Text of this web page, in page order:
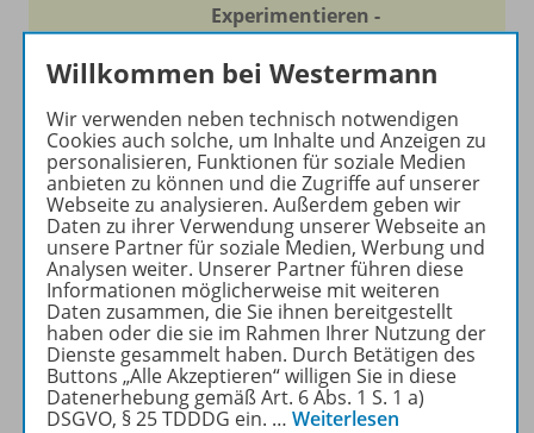
Experimentieren -
Entdecken - Lernen
Die Zeitschrift erscheint als
Print- und als digitale Version.
Beiträge und Materialien
können im Online-Archiv von
SACHUNTERRICHT
WELTWISSEN kostenlos
recherchiert und
heruntergeladen werden (nur
für Privatpersonen).
Jetzt kostengünstig
Probelesen oder gleich zum
Vorteilspreis abonnieren!
Willkommen bei Westermann
Wir verwenden neben technisch notwendigen
Cookies auch solche, um Inhalte und Anzeigen zu
personalisieren, Funktionen für soziale Medien
anbieten zu können und die Zugriffe auf unserer
Webseite zu analysieren. Außerdem geben wir
Daten zu ihrer Verwendung unserer Webseite an
unsere Partner für soziale Medien, Werbung und
Analysen weiter. Unserer Partner führen diese
Informationen möglicherweise mit weiteren
Daten zusammen, die Sie ihnen bereitgestellt
haben oder die sie im Rahmen Ihrer Nutzung der
Dienste gesammelt haben. Durch Betätigen des
Buttons „Alle Akzeptieren“ willigen Sie in diese
Datenerhebung gemäß Art. 6 Abs. 1 S. 1 a)
DSGVO, § 25 TDDDG ein. … Weiterlesen